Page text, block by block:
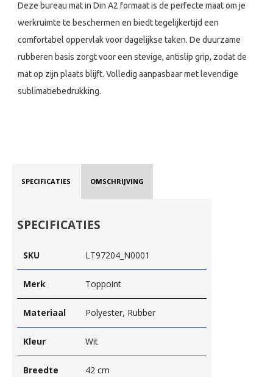
Deze bureau mat in Din A2 formaat is de perfecte maat om je
werkruimte te beschermen en biedt tegelijkertijd een
comfortabel oppervlak voor dagelijkse taken. De duurzame
rubberen basis zorgt voor een stevige, antislip grip, zodat de
mat op zijn plaats blijft. Volledig aanpasbaar met levendige
sublimatiebedrukking.
SPECIFICATIES OMSCHRIJVING
SPECIFICATIES
SKU LT97204_N0001
Merk Toppoint
Materiaal Polyester, Rubber
Kleur Wit
Breedte 42 cm